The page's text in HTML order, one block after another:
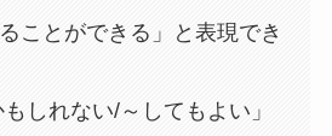
ことができる」と表現でき
しれない/～してもよい」